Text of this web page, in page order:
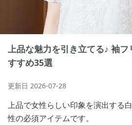
上品な魅力を引き立てる♪ 袖
すすめ35選
更新日 2026-07-28
上品で女性らしい印象を演出する
性の必須アイテムです。